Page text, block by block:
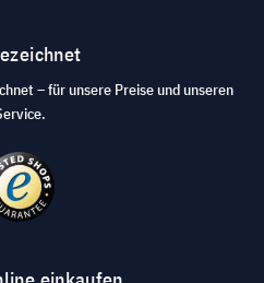
– für unsere Preise und unseren